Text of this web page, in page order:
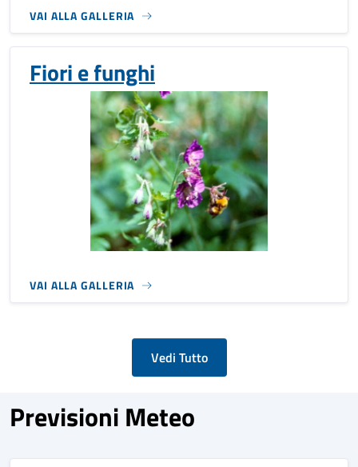
VAI ALLA GALLERIA
Fiori e funghi
VAI ALLA GALLERIA
Vedi Tutto
Previsioni Meteo